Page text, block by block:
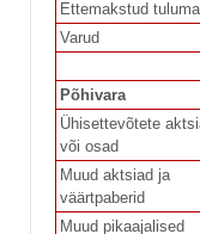
Ettemakstud
Varud
Põhivara
Ühisettevõtete
või osad
Muud aktsiad ja
väärtpaberid
Muud pikaajalised